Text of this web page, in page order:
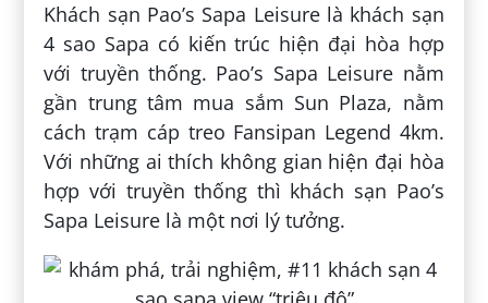
Khách sạn Pao’s Sapa Leisure là khách sạn
4 sao Sapa có kiến trúc hiện đại hòa hợp
với truyền thống. Pao’s Sapa Leisure nằm
gần trung tâm mua sắm Sun Plaza, nằm
cách trạm cáp treo Fansipan Legend 4km.
Với những ai thích không gian hiện đại hòa
hợp với truyền thống thì khách sạn Pao’s
Sapa Leisure là một nơi lý tưởng.